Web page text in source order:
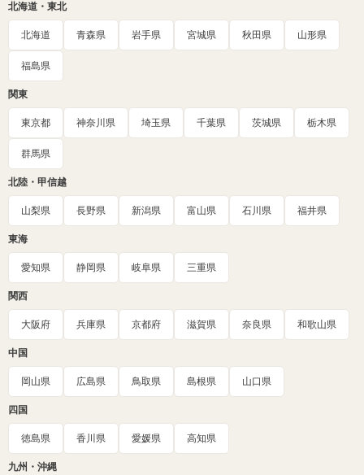
北海道・東北
北海道 青森県 岩手県 宮城県 秋田県 山形県
福島県
関東
東京都 神奈川県 埼玉県 千葉県 茨城県 栃木県
群馬県
北陸・甲信越
山梨県 長野県 新潟県 富山県 石川県 福井県
東海
愛知県 静岡県 岐阜県 三重県
関西
大阪府 兵庫県 京都府 滋賀県 奈良県 和歌山県
中国
岡山県 広島県 鳥取県 島根県 山口県
四国
徳島県 香川県 愛媛県 高知県
九州・沖縄